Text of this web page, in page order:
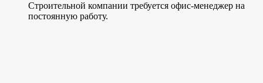
Строительной компании требуется офис-менеджер на
постоянную работу.